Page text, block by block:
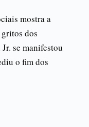
mostra a
dos
se manifestou
o fim dos